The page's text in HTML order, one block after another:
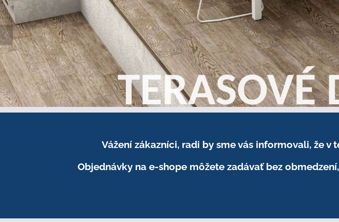
Vážení zákazníci, radi by sme vás informovali, že v
Objednávky na e-shope môžete zadávať bez